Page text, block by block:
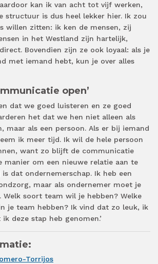
kan ik van acht tot vijf werken,
structuur is dus heel lekker hier. Ik zou
willen zitten: ik ken de mensen, zij
in het Westland zijn hartelijk,
Bovendien zijn ze ook loyaal: als je
met iemand hebt, kun je over alles
open’
dat we goed luisteren en ze goed
het dat we hen niet alleen als
maar als een persoon. Als er bij iemand
ik meer tijd. Ik wil de hele persoon
want zo blijft de communicatie
manier om een nieuwe relatie aan te
is dat ondernemerschap. Ik heb een
maar als ondernemer moet je
Welk soort team wil je hebben? Welke
je team hebben? Ik vind dat zo leuk, ik
deze stap heb genomen.’
Torrijos